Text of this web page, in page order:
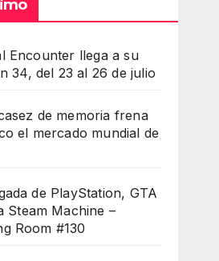
Encounter llega a su
34, del 23 al 26 de julio
de memoria frena
el mercado mundial de
de PlayStation, GTA
Steam Machine –
Room #130